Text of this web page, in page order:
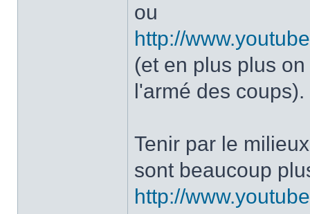
ou
http://
(et en plus plus
l'armé des coups).
Tenir par le
sont beaucoup
http://